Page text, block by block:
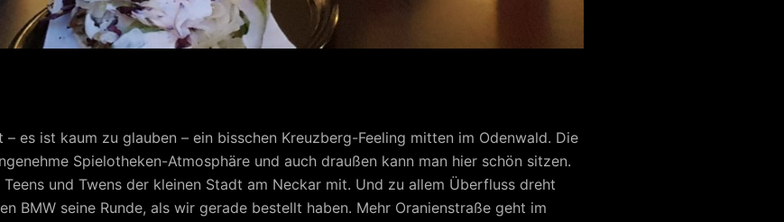
es ist kaum zu glauben – ein bisschen Kreuzberg-Feeling mitten im Odenwald. Die
Spielotheken-Atmosphäre und auch draußen kann man hier schön sitzen.
und Twens der kleinen Stadt am Neckar mit. Und zu allem Überfluss dreht
BMW seine Runde, als wir gerade bestellt haben. Mehr Oranienstraße geht im